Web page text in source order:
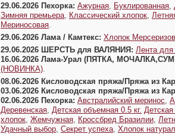
29.06.2026 Пехорка: Ажурная Буклированная
Зимняя премьера
Классический хлопок
Мериносовая
29.06.2026 Лама / Камтекс: Хлопок
29.06.2026 ШЕРСТЬ для ВАЛЯНИЯ: Лента для
16.06.2026 Лама-Урал (ПЯТКА,
(НОВИНКА)
08.06.2026 Кисловодская пряжа/Пряжа из
03.06.2026 Кисловодская пряжа/Пряжа из
02.06.2026 Пехорка: Австралийский меринос
Деревенская Детская объемная 0.5 кг.
хлопок Жемчужная Кроссбред Бразилии
Удачный выбор Секрет успеха Хлопок